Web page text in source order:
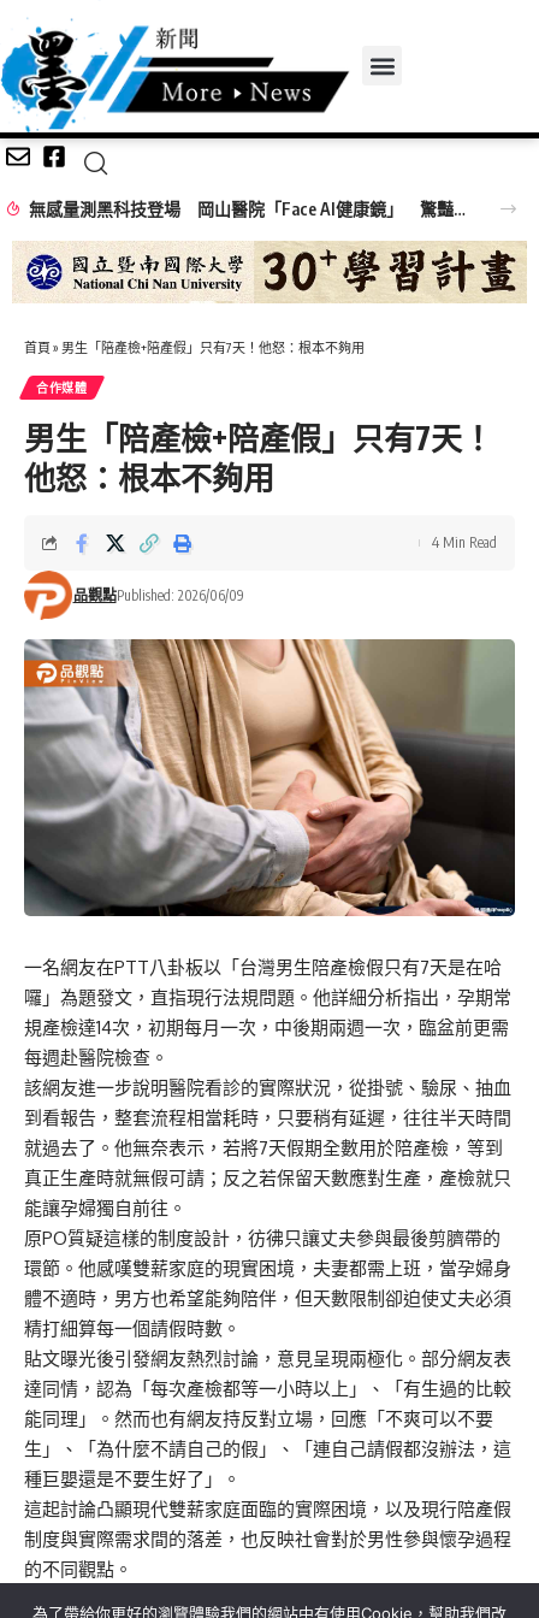
無感量測黑科技登場 岡山醫院「Face AI健康鏡」 驚豔高齡高齡健康展
首頁 » 男生「陪產檢+陪產假」只有7天！他怒：根本不夠用
合作媒體
男生「陪產檢+陪產假」只有7天！
他怒：根本不夠用
品觀點Published: 2026/06/09
4 Min Read
一名網友在PTT八卦板以「台灣男生陪產檢假只有7天是在哈
囉」為題發文，直指現行法規問題。他詳細分析指出，孕期常
規產檢達14次，初期每月一次，中後期兩週一次，臨盆前更需
每週赴醫院檢查。
該網友進一步說明醫院看診的實際狀況，從掛號、驗尿、抽血
到看報告，整套流程相當耗時，只要稍有延遲，往往半天時間
就過去了。他無奈表示，若將7天假期全數用於陪產檢，等到
真正生產時就無假可請；反之若保留天數應對生產，產檢就只
能讓孕婦獨自前往。
原PO質疑這樣的制度設計，彷彿只讓丈夫參與最後剪臍帶的
環節。他感嘆雙薪家庭的現實困境，夫妻都需上班，當孕婦身
體不適時，男方也希望能夠陪伴，但天數限制卻迫使丈夫必須
精打細算每一個請假時數。
貼文曝光後引發網友熱烈討論，意見呈現兩極化。部分網友表
達同情，認為「每次產檢都等一小時以上」、「有生過的比較
能同理」。然而也有網友持反對立場，回應「不爽可以不要
生」、「為什麼不請自己的假」、「連自己請假都沒辦法，這
種巨嬰還是不要生好了」。
這起討論凸顯現代雙薪家庭面臨的實際困境，以及現行陪產假
制度與實際需求間的落差，也反映社會對於男性參與懷孕過程
的不同觀點。
為了帶給你更好的瀏覽體驗我們的網站中有使用Cookie，幫助我們改